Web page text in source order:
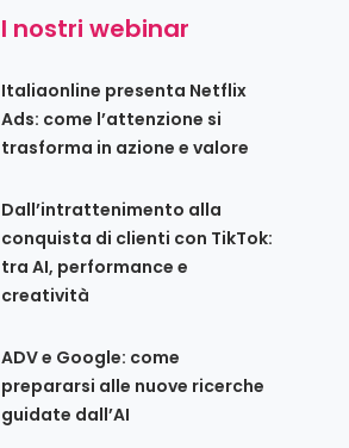
I nostri webinar
Italiaonline presenta Netflix
Ads: come l’attenzione si
trasforma in azione e valore
Dall’intrattenimento alla
conquista di clienti con TikTok:
tra AI, performance e
creatività
ADV e Google: come
prepararsi alle nuove ricerche
guidate dall’AI